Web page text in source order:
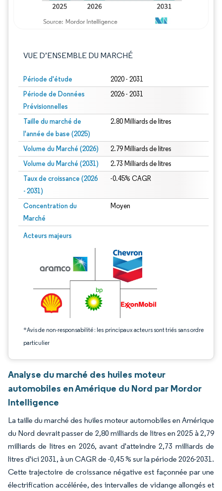
VUE D’ENSEMBLE DU MARCHÉ
Période d'étude 2020 - 2031
Période de Données
Prévisionnelles
2026 - 2031
Taille du marché de
l'année de base (2025)
2.80 Milliards de litres
Volume du Marché (2026) 2.79 Milliards de litres
Volume du Marché (2031) 2.73 Milliards de litres
Taux de croissance (2026
- 2031)
-0.45% CAGR
Concentration du
Marché
Moyen
Acteurs majeurs
*Avis de non-responsabilité : les principaux acteurs sont triés sans ordre
particulier
Image © Mordor Intelligence. La réutilisation nécessite une attribution sous CC
Analyse du marché des huiles moteur
automobiles en Amérique du Nord par Mordor
Intelligence
La taille du marché des huiles moteur automobiles en Amérique
du Nord devrait passer de 2,80 milliards de litres en 2025 à 2,79
milliards de litres en 2026, avant d'atteindre 2,73 milliards de
litres d'ici 2031, à un CAGR de -0,45 % sur la période 2026-2031.
Cette trajectoire de croissance négative est façonnée par une
électrification accélérée, des intervalles de vidange allongés et